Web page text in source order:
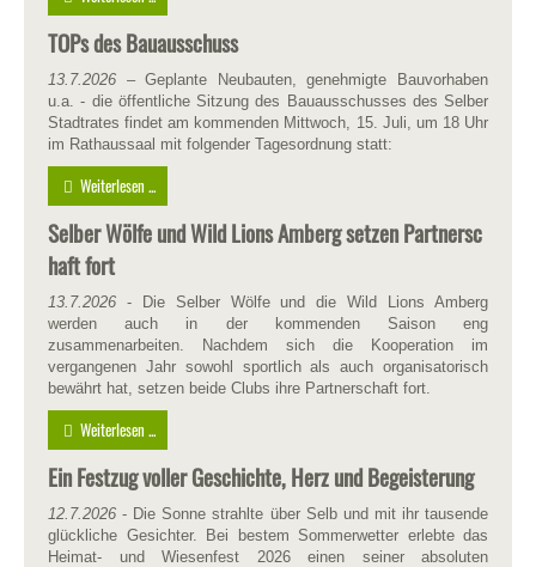
TOPs des Bauausschuss
13.7.2026 – Geplante Neubauten, genehmigte Bauvorhaben
u.a. - die öffentliche Sitzung des Bauausschusses des Selber
Stadtrates findet am kommenden Mittwoch, 15. Juli, um 18 Uhr
im Rathaussaal mit folgender Tagesordnung statt:
Weiterlesen ...
Selber Wölfe und Wild Lions Amberg setzen Partnersc
haft fort
13.7.2026 - Die Selber Wölfe und die Wild Lions Amberg
werden auch in der kommenden Saison eng
zusammenarbeiten. Nachdem sich die Kooperation im
vergangenen Jahr sowohl sportlich als auch organisatorisch
bewährt hat, setzen beide Clubs ihre Partnerschaft fort.
Weiterlesen ...
Ein Festzug voller Geschichte, Herz und Begeisterung
12.7.2026 - Die Sonne strahlte über Selb und mit ihr tausende
glückliche Gesichter. Bei bestem Sommerwetter erlebte das
Heimat- und Wiesenfest 2026 einen seiner absoluten